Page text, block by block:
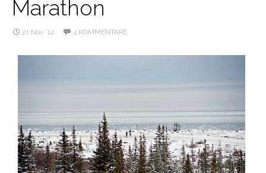
Marathon
21 Nov. ’12 4 KOMMENTARE